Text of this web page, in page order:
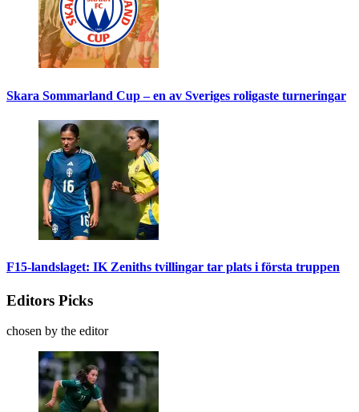
Skara Sommarland Cup – en av Sveriges roligaste turneringar
F15-landslaget: IK Zeniths tvillingar tar plats i första truppen
Editors Picks
chosen by the editor